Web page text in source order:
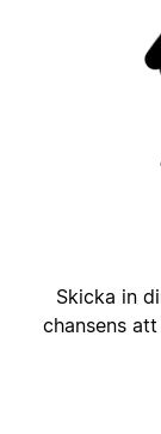
Skicka in
chansens